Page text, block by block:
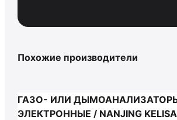
Похожие производители
ГАЗО- ИЛИ
ЭЛЕКТРОННЫЕ / NANJING